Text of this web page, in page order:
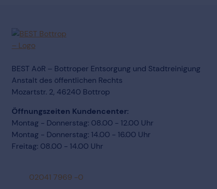
BEST AöR – Bottroper Entsorgung und Stadtreinigung
Anstalt des öffentlichen Rechts
Mozartstr. 2, 46240 Bottrop
Öffnungszeiten Kundencenter:
Montag - Donnerstag: 08.00 - 12.00 Uhr
Montag - Donnerstag: 14.00 - 16.00 Uhr
Freitag: 08.00 - 14.00 Uhr
02041 7969 -0